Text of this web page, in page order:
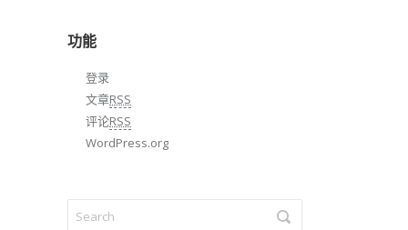
功能
登录
文章RSS
评论RSS
WordPress.org